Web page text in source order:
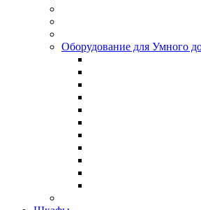
Оборудование для Умного